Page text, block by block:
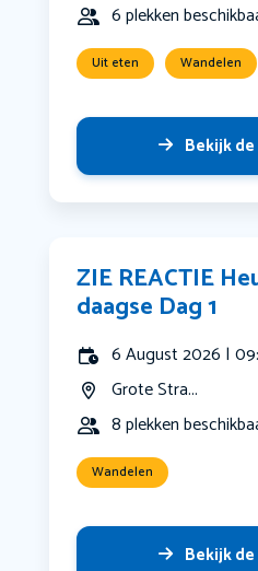
6 plekken
Uit eten Wandelen
Bekijk
ZIE REACTIE
daagse Dag 1
6 August 2026 |
Grote Stra...
8 plekken
Wandelen
Bekijk